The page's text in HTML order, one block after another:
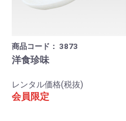
商品コード： 3873
洋食珍味
レンタル価格(税抜)
会員限定